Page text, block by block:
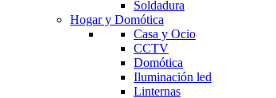
Soldadura
Hogar y Domótica
Casa y Ocio
CCTV
Domótica
Iluminación led
Linternas